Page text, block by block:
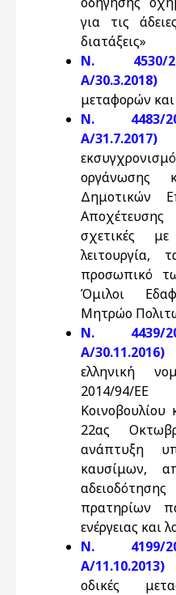
για τις
διατάξεις»
N.
Α/30.3.2018)
μεταφορών και
N. 4483/
Α/31.7.2017)
οργάνωσης
Δημοτικών
σχετικές
λειτουργία,
προσωπικό
Όμιλοι
Μητρώο
Ν. 4439/
Α/
ελληνική
2014/94/
22ας
ανάπτυξη
καυσίμων,
πρατηρίων
ενέργειας και
Ν. 4199/
Α/11.10.2013)
οδικές